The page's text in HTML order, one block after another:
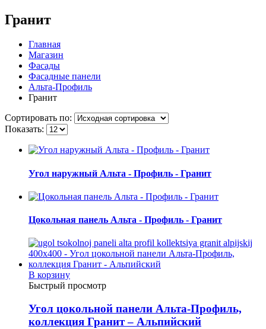
Гранит
Главная
Магазин
Фасады
Фасадные панели
Альта-Профиль
Гранит
Сортировать по:
Показать:
Угол наружный Альта - Профиль - Гранит
Цокольная панель Альта - Профиль - Гранит
В корзину
Быстрый просмотр
Угол цокольной панели Альта-Профиль,
коллекция Гранит – Альпийский